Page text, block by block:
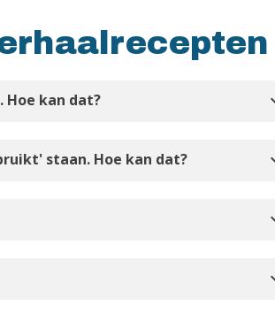
kan dat?
staan. Hoe kan dat?